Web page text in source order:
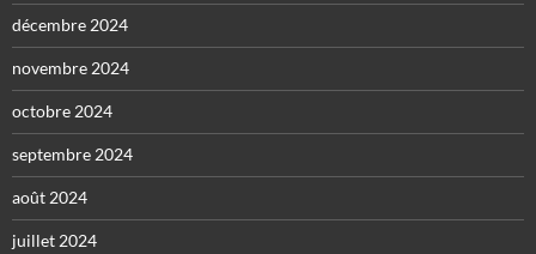
décembre 2024
novembre 2024
octobre 2024
septembre 2024
août 2024
juillet 2024